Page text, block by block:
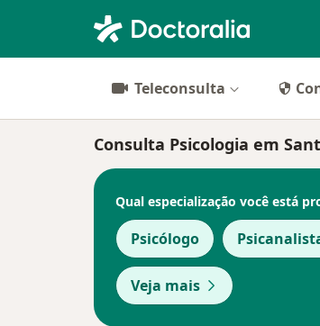
Teleconsulta
Consulta Psicologia em
Qual especialização você está
Psicólogo
Veja mais